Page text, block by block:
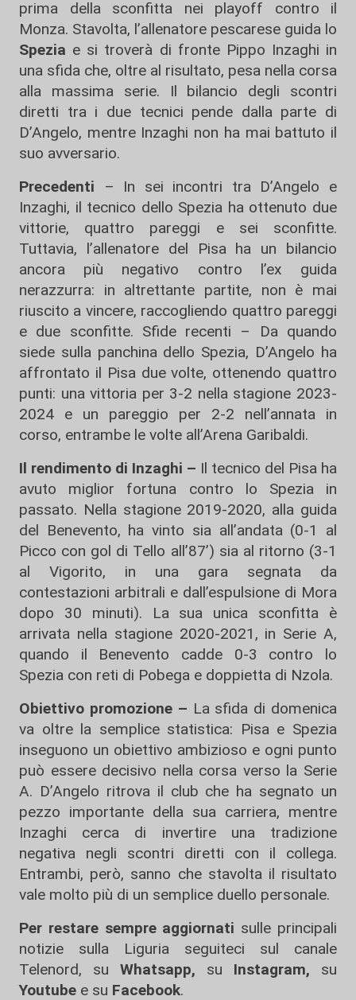
prima della sconfitta nei playoff contro il
Monza. Stavolta, l’allenatore pescarese guida lo
Spezia e si troverà di fronte Pippo Inzaghi in
una sfida che, oltre al risultato, pesa nella corsa
alla massima serie. Il bilancio degli scontri
diretti tra i due tecnici pende dalla parte di
D’Angelo, mentre Inzaghi non ha mai battuto il
suo avversario.
Precedenti
– In sei incontri tra D’Angelo e
Inzaghi, il tecnico dello Spezia ha ottenuto due
vittorie, quattro pareggi e sei sconfitte.
Tuttavia, l’allenatore del Pisa ha un bilancio
ancora più negativo contro l’ex guida
nerazzurra: in altrettante partite, non è mai
riuscito a vincere, raccogliendo quattro pareggi
e due sconfitte. Sfide recenti – Da quando
siede sulla panchina dello Spezia, D’Angelo ha
affrontato il Pisa due volte, ottenendo quattro
punti: una vittoria per 3-2 nella stagione 2023-
2024 e un pareggio per 2-2 nell’annata in
corso, entrambe le volte all’Arena Garibaldi.
Il rendimento di Inzaghi – Il tecnico del Pisa ha
avuto miglior fortuna contro lo Spezia in
passato. Nella stagione 2019-2020, alla guida
del Benevento, ha vinto sia all’andata (0-1 al
Picco con gol di Tello all’87’) sia al ritorno (3-1
al Vigorito, in una gara segnata da
contestazioni arbitrali e dall’espulsione di Mora
dopo 30 minuti). La sua unica sconfitta è
arrivata nella stagione 2020-2021, in Serie A,
quando il Benevento cadde 0-3 contro lo
Spezia con reti di Pobega e doppietta di Nzola.
Obiettivo promozione – La sfida di domenica
va oltre la semplice statistica: Pisa e Spezia
inseguono un obiettivo ambizioso e ogni punto
può essere decisivo nella corsa verso la Serie
A. D’Angelo ritrova il club che ha segnato un
pezzo importante della sua carriera, mentre
Inzaghi cerca di invertire una tradizione
negativa negli scontri diretti con il collega.
Entrambi, però, sanno che stavolta il risultato
vale molto più di un semplice duello personale.
Per restare sempre aggiornati sulle principali
notizie sulla Liguria seguiteci sul canale
Telenord, su
Whatsapp, su Instagram, su
Youtube e su Facebook.